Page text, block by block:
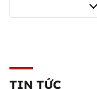
TIN TỨC